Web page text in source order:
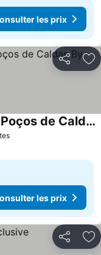
les prix
Partager
Thermas All Inclusive Resort Poços de Caldas By Nacional Inn
les prix
Partager